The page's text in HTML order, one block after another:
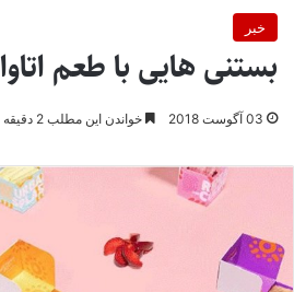
خبر
بستنی هایی با طعم اتاوا
03 آگوست 2018 خواندن این مطلب 2 دقیقه زمان میبرد